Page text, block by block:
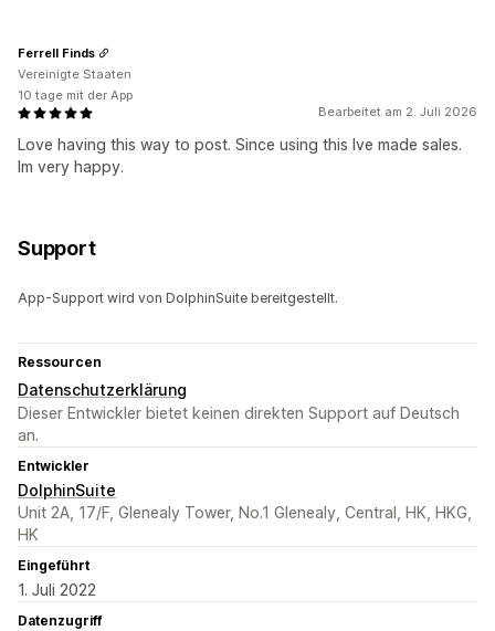
Bearbeitet am 2. Juli 2026
Love having this way to post. Since using this Ive made sales.
Im very happy.
Ferrell Finds
Vereinigte Staaten
10 tage mit der App
Support
App-Support wird von DolphinSuite bereitgestellt.
Ressourcen
Datenschutzerklärung
Dieser Entwickler bietet keinen direkten Support auf Deutsch
an.
Entwickler
DolphinSuite
Unit 2A, 17/F, Glenealy Tower, No.1 Glenealy, Central, HK, HKG,
HK
Eingeführt
1. Juli 2022
Datenzugriff